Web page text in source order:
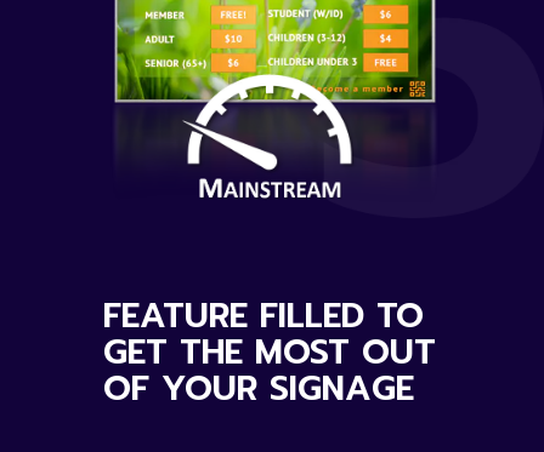
FEATURE FILLED TO
GET THE MOST OUT
OF YOUR SIGNAGE